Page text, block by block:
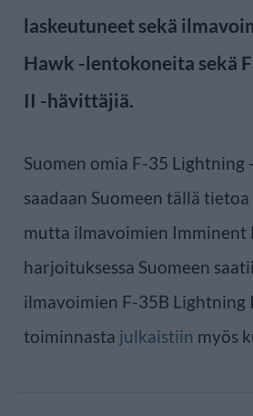
laskeutuneet sekä
Hawk -lentokoneita sekä
II -hävittäjiä.
Suomen omia F-35 Lightning
saadaan Suomeen tällä
mutta ilmavoimien Imminent
harjoituksessa Suomeen
ilmavoimien F-35B Lightning
toiminnasta julkaistiin myös